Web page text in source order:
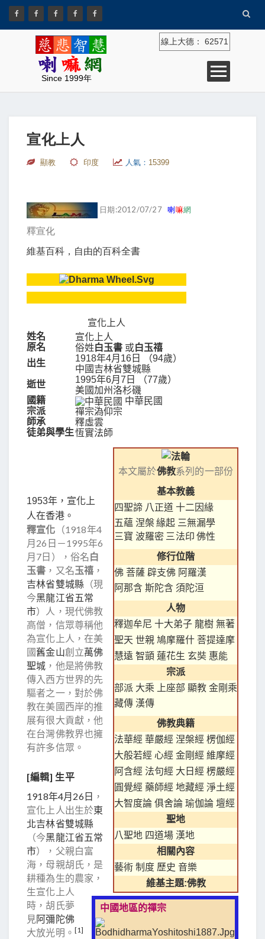
Since 1999年
線上大德： 62571
宣化上人
顯教 印度 人氣： 15399
日期:2012/07/27喇嘛網
釋宣化
維基百科，自由的百科全書
宣化上人
姓名
宣化上人
原名
俗姓白玉書 或白玉禧
出生
1918年4月16日
（94歲）
中國 吉林省雙城縣
逝世
1995年6月7日 （77歲）
美國加州洛杉磯
國籍
中華民國
宗派
禪宗溈仰宗
師承
釋虛雲
徒弟與學生恆實法師
本文屬於佛教系列的一部份
基本教義
四聖諦 八正道 十二因緣
五蘊 涅槃緣起 三無漏學
三寶 波羅密 三法印 佛性
修行位階
佛 菩薩 辟支佛 阿羅漢
阿那含 斯陀含 須陀洹
人物
釋迦牟尼 十大弟子 龍樹 無著
聖天 世親 鳩摩羅什 菩提達摩
慧遠 智顗 蓮花生 玄奘 惠能
宗派
部派 大乘 上座部 顯教 金剛乘
藏傳 漢傳
佛教典籍
法華經 華嚴經 涅槃經 楞伽經
大般若經 心經 金剛經 維摩經
阿含經 法句經 大日經 楞嚴經
圓覺經 藥師經 地藏經 淨土經
大智度論 俱舍論 瑜伽論 壇經
聖地
八聖地 四道場 漢地
相關內容
藝術 制度 歷史 音樂
維基主題:佛教
中國地區的禪宗
1953年，宣化上
人在香港。
釋宣化 （1918年4
月26日－1995年6
月7日），俗名白
玉書 ，又名玉禧 ，
吉林省雙城縣 （現
今黑龍江省五常
市）人，現代佛教
高僧，信眾尊稱他
為宣化上人，在美
國舊金山創立萬佛
聖城 ，他是將佛教
傳入西方世界的先
驅者之一，對於佛
教在美國西岸的推
展有很大貢獻，他
在台灣佛教界也擁
有許多信眾。
[編輯] 生平
1918年4月26日 ，
宣化上人出生於東
北吉林省雙城縣
（今黑龍江省五常
市），父親白富
海，母親胡氏，是
耕種為生的農家，
生宣化上人
時，胡氏夢
見阿彌陀佛
大放光明。 [1]